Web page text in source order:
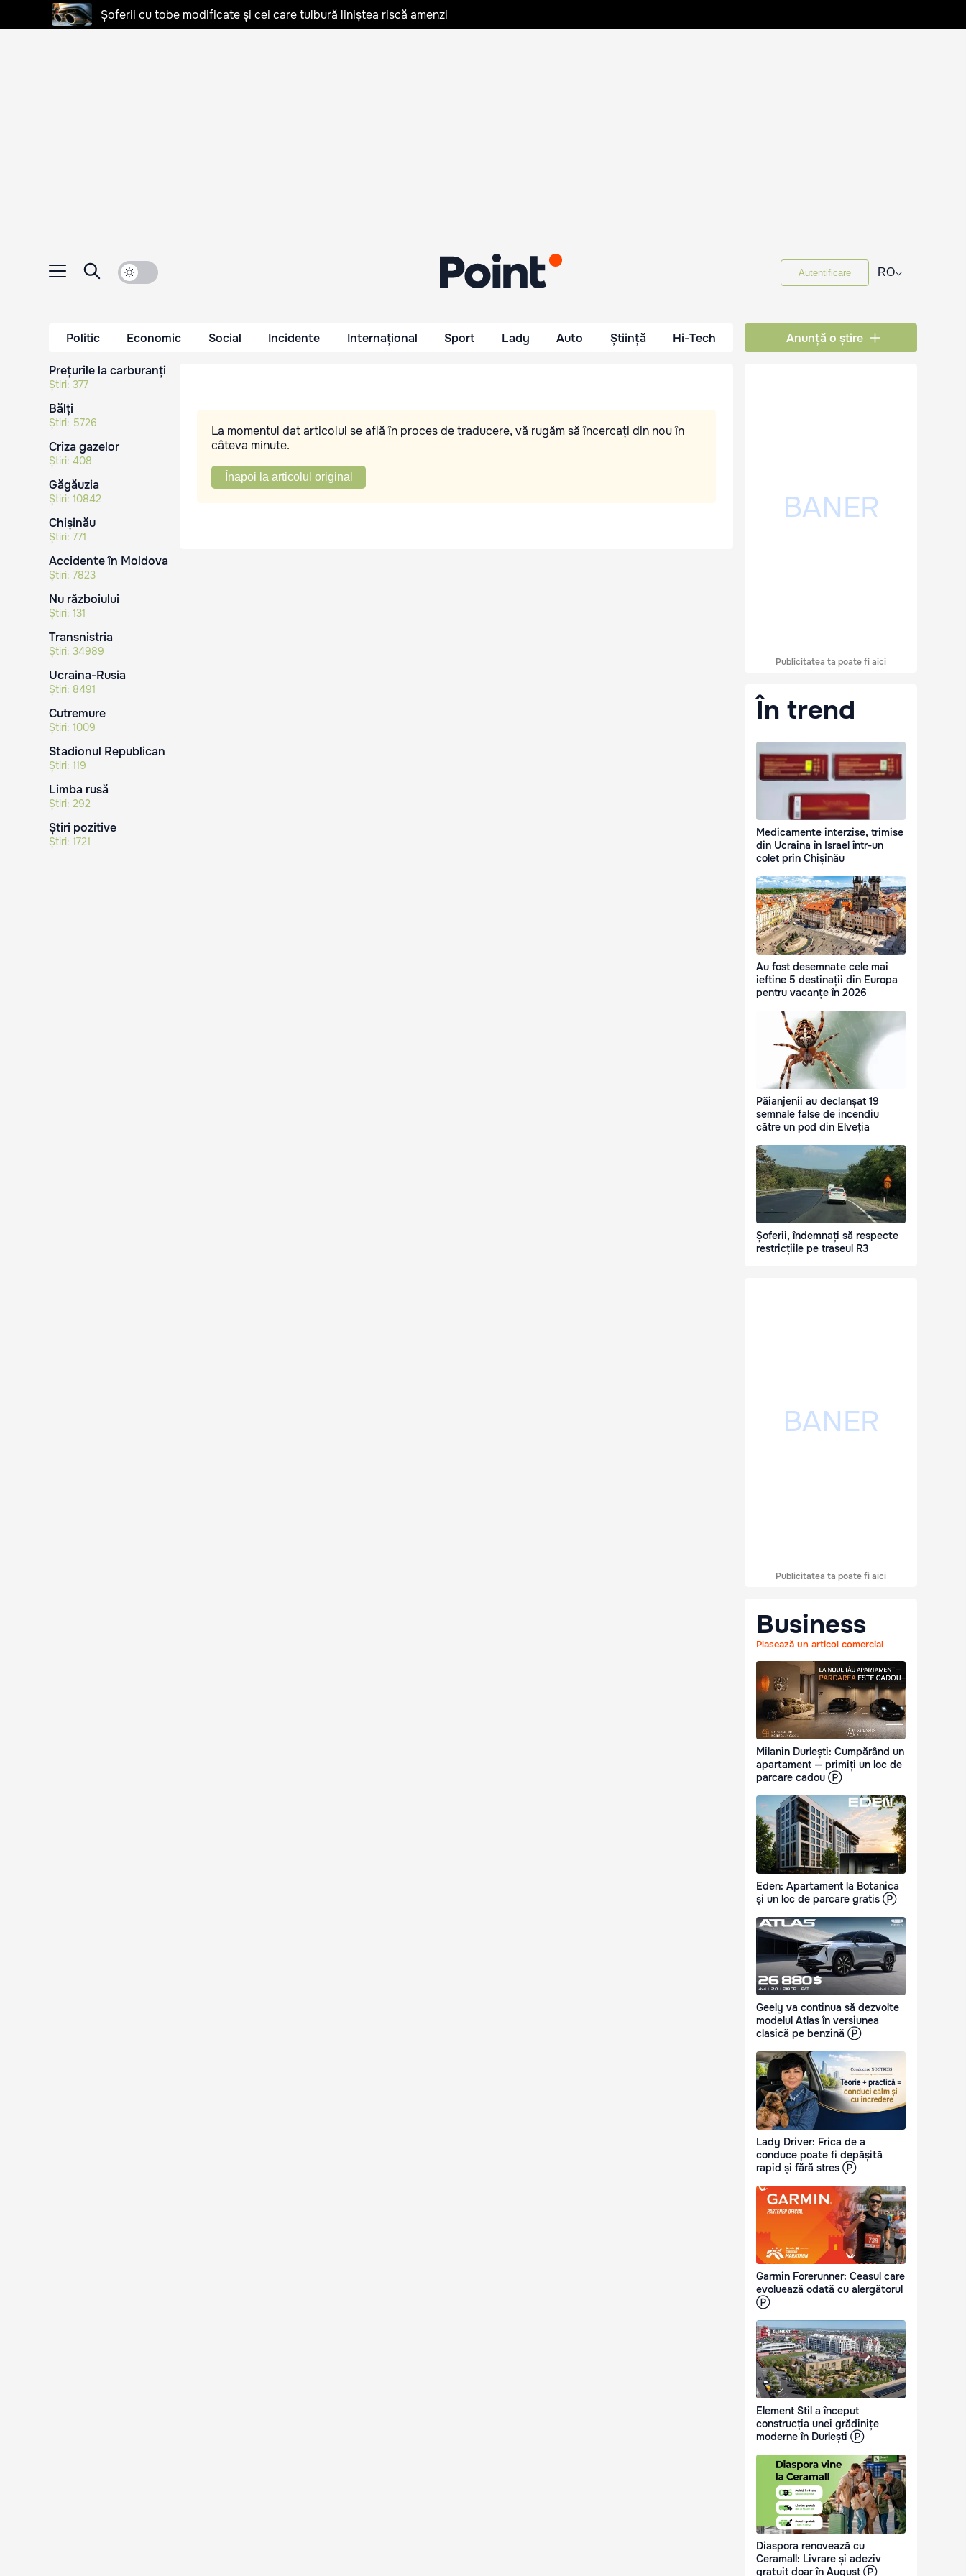
Șoferii cu tobe modificate și cei care tulbură liniștea riscă amenzi
Autentificare RO⌵
Politic Economic Social Incidente Internațional Sport Lady Auto Știință Hi-Tech Anunță o știre
Prețurile la carburanți
Știri: 377
Bălți
Știri: 5726
Criza gazelor
Știri: 408
Găgăuzia
Știri: 10842
Chișinău
Știri: 771
Accidente în Moldova
Știri: 7823
Nu războiului
Știri: 131
Transnistria
Știri: 34989
Ucraina-Rusia
Știri: 8491
Cutremure
Știri: 1009
Stadionul Republican
Știri: 119
Limba rusă
Știri: 292
Știri pozitive
Știri: 1721
La momentul dat articolul se află în proces de traducere, vă rugăm să încercați din nou în
câteva minute.
Înapoi la articolul original
Publicitatea ta poate fi aici
În trend
Medicamente interzise, trimise
din Ucraina în Israel într-un
colet prin Chișinău
Au fost desemnate cele mai
ieftine 5 destinații din Europa
pentru vacanțe în 2026
Păianjenii au declanșat 19
semnale false de incendiu
către un pod din Elveția
Șoferii, îndemnați să respecte
restricțiile pe traseul R3
Publicitatea ta poate fi aici
Business
Plasează un articol comercial
Milanin Durlești: Cumpărând un
apartament — primiți un loc de
parcare cadou Ⓟ
Eden: Apartament la Botanica
și un loc de parcare gratis Ⓟ
Geely va continua să dezvolte
modelul Atlas în versiunea
clasică pe benzină Ⓟ
Lady Driver: Frica de a
conduce poate fi depășită
rapid și fără stres Ⓟ
Garmin Forerunner: Ceasul care
evoluează odată cu alergătorul
Ⓟ
Element Stil a început
construcția unei grădinițe
moderne în Durlești Ⓟ
Diaspora renovează cu
Ceramall: Livrare și adeziv
gratuit doar în August Ⓟ